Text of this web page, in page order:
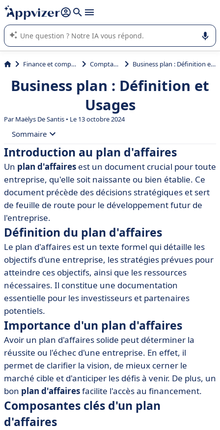
répondre (plusieurs lignes avec
L'IA de Appvizer vous guide dans l'utilisation ou la sélection de
logiciel SaaS en entreprise.
Finance et comptabilité Comptabilité Business plan : Définition et Usages
Business plan : Définition et
Usages
ParMaëlys De Santis • Le 13 octobre 2024
Sommaire
• Introduction au plan d'affaires
• Définition du plan d'affaires
• Importance d'un plan d'affaires
• Composantes clés d'un plan d'affaires
• Types de plans d'affaires
• Étapes pour rédiger un plan d'affaires
• Outils et logiciels recommandés pour élaborer un
plan d'affaires
• Exemples de plans d'affaires réussis
• Conclusion
Introduction au plan d'affaires
Un plan d'affaires est un document crucial pour toute
entreprise, qu'elle soit naissante ou bien établie. Ce
document précède des décisions stratégiques et sert
de feuille de route pour le développement futur de
l'entreprise.
Définition du plan d'affaires
Le plan d'affaires est un texte formel qui détaille les
objectifs d'une entreprise, les stratégies prévues pour
atteindre ces objectifs, ainsi que les ressources
nécessaires. Il constitue une documentation
essentielle pour les investisseurs et partenaires
potentiels.
Importance d'un plan d'affaires
Avoir un plan d'affaires solide peut déterminer la
réussite ou l'échec d'une entreprise. En effet, il
permet de clarifier la vision, de mieux cerner le
marché cible et d'anticiper les défis à venir. De plus, un
bon plan d'affairesfacilite l'accès au financement.
Composantes clés d'un plan
d'affaires